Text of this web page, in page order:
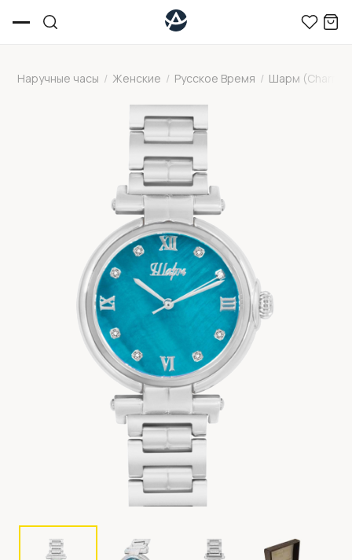
Наручные часы / Женские / Русское Время / Шарм (Charm)